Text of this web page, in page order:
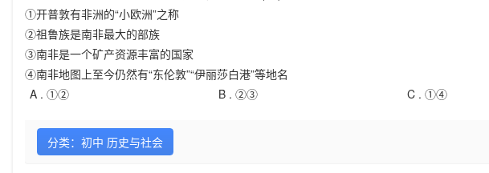
①开普敦有非洲的“小欧洲”之称
②祖鲁族是南非最大的部族
③南非是一个矿产资源丰富的国家
④南非地图上至今仍然有“东伦敦”“伊丽莎白港”等地名
A . ①② B . ②③ C . ①④
分类：初中 历史与社会